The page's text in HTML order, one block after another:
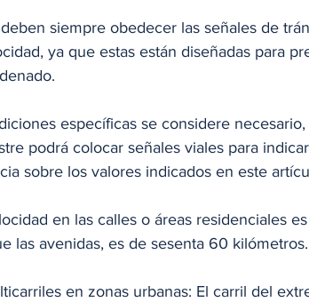
siempre obedecer las señales de
ya que estas están diseñadas para
podrá colocar señales viales para
sobre los valores indicados en este
en las calles o áreas residenciales
las avenidas, es de sesenta 60 kilómetros.
en zonas urbanas: El carril del